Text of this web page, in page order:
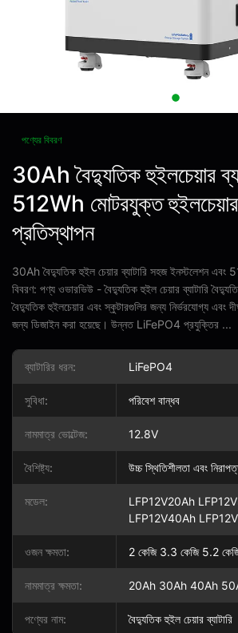
পণ্যের বিবরণ
30Ah বৈদ্যুতিক হুইলচেয়ার
512Wh মোটরযুক্ত হুইলচেয়ার
প্রতিস্থাপন
30Ah বৈদ্যুতিক হুইল চেয়ার ব্যাটারি সহজ ইনস্টলেশন এবং
বিবরণ: পণ্য ওভারভিউ - বৈদ্যুতিক হুইল চেয়ার ব্যাটারি
বৈদ্যুতিক হুইলচেয়ার এবং স্কুটারগুলির জন্য নির্ভরযোগ্য এবং
জন্য ডিজাইন করা হয়েছে। উন্নত LiFePO4 প্রযুক্তির ...
ব্যাটারির ধরন: LiFePO4
সুবিধা: পরিবেশ বান্ধব
নামমাত্র ভোল্টেজ: 12.8V
বৈশিষ্ট্য: উচ্চ স্থিতিশীলতা এবং
মডেল:
LFP12V20Ah
LFP12V40Ah
ওজন ক্ষমতা: 2 কেজি 3.3 কেজি 5.2
নামমাত্র ক্ষমতা: 20Ah 30Ah 40Ah
পণ্যের নাম: বৈদ্যুতিক হুইল চেয়ার ব্যাটারি